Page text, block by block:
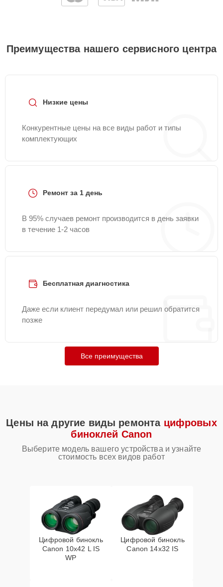
Преимущества нашего сервисного центра
Низкие цены
Конкурентные цены на все виды работ и типы
комплектующих
Ремонт за 1 день
В 95% случаев ремонт производится в день заявки
в течение 1-2 часов
Бесплатная диагностика
Даже если клиент передумал или решил обратится
позже
Все преимущества
Цены на другие виды ремонта цифровых
биноклей Canon
Выберите модель вашего устройства и узнайте
стоимость всех видов работ
Цифровой бинокль
Canon 10x42 L IS
WP
Цифровой бинокль
Canon 14x32 IS